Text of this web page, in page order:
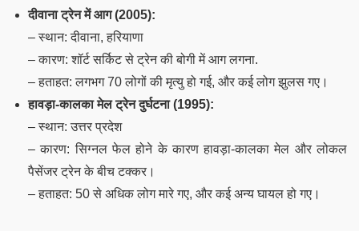
दीवाना ट्रेन में आग (2005):
– स्थान: दीवाना, हरियाणा
– कारण: शॉर्ट सर्किट से ट्रेन की बोगी में आग लगना.
– हताहत: लगभग 70 लोगों की मृत्यु हो गई, और कई लोग झुलस गए।
हावड़ा-कालका मेल ट्रेन दुर्घटना (1995):
– स्थान: उत्तर प्रदेश
– कारण: सिग्नल फेल होने के कारण हावड़ा-कालका मेल और लोकल
पैसेंजर ट्रेन के बीच टक्कर।
– हताहत: 50 से अधिक लोग मारे गए, और कई अन्य घायल हो गए।